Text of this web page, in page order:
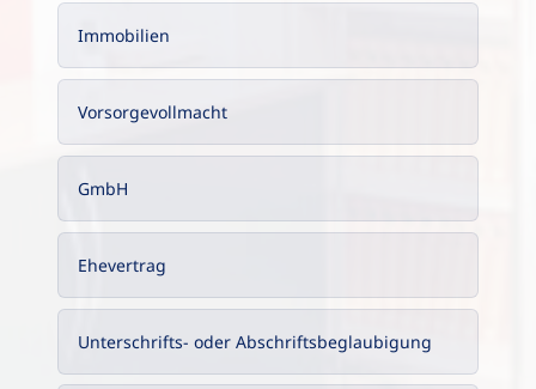
Immobilien
Vorsorgevollmacht
GmbH
Ehevertrag
Unterschrifts- oder Abschriftsbeglaubigung